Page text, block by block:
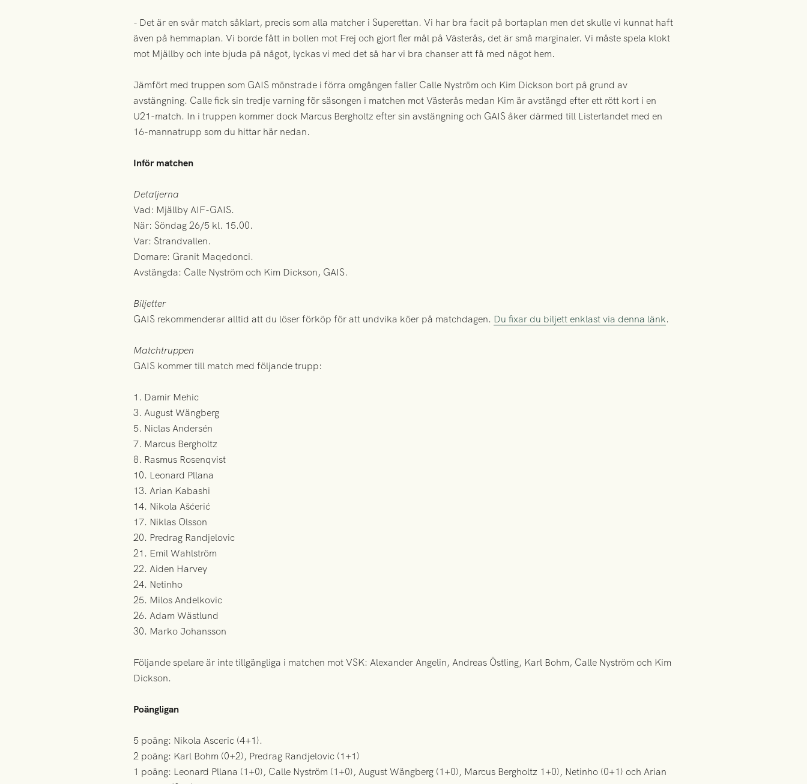
- Det är en svår match såklart, precis som alla matcher i Superettan. Vi har bra facit på bortaplan men det skulle vi kunnat haft
även på hemmaplan. Vi borde fått in bollen mot Frej och gjort fler mål på Västerås, det är små marginaler. Vi måste spela klokt
mot Mjällby och inte bjuda på något, lyckas vi med det så har vi bra chanser att få med något hem.
Jämfört med truppen som GAIS mönstrade i förra omgången faller Calle Nyström och Kim Dickson bort på grund av
avstängning. Calle fick sin tredje varning för säsongen i matchen mot Västerås medan Kim är avstängd efter ett rött kort i en
U21-match. In i truppen kommer dock Marcus Bergholtz efter sin avstängning och GAIS åker därmed till Listerlandet med en
16-mannatrupp som du hittar här nedan.
Inför matchen
Detaljerna
Vad: Mjällby AIF-GAIS.
När: Söndag 26/5 kl. 15.00.
Var: Strandvallen.
Domare: Granit Maqedonci.
Avstängda: Calle Nyström och Kim Dickson, GAIS.
Biljetter
GAIS rekommenderar alltid att du löser förköp för att undvika köer på matchdagen. Du fixar du biljett enklast via denna länk.
Matchtruppen
GAIS kommer till match med följande trupp:
1. Damir Mehic
3. August Wängberg
5. Niclas Andersén
7. Marcus Bergholtz
8. Rasmus Rosenqvist
10. Leonard Pllana
13. Arian Kabashi
14. Nikola Ašćerić
17. Niklas Olsson
20. Predrag Randjelovic
21. Emil Wahlström
22. Aiden Harvey
24. Netinho
25. Milos Andelkovic
26. Adam Wästlund
30. Marko Johansson
Följande spelare är inte tillgängliga i matchen mot VSK: Alexander Angelin, Andreas Östling, Karl Bohm, Calle Nyström och Kim
Dickson.
Poängligan
5 poäng: Nikola Asceric (4+1).
2 poäng: Karl Bohm (0+2), Predrag Randjelovic (1+1)
1 poäng: Leonard Pllana (1+0), Calle Nyström (1+0), August Wängberg (1+0), Marcus Bergholtz 1+0), Netinho (0+1) och Arian